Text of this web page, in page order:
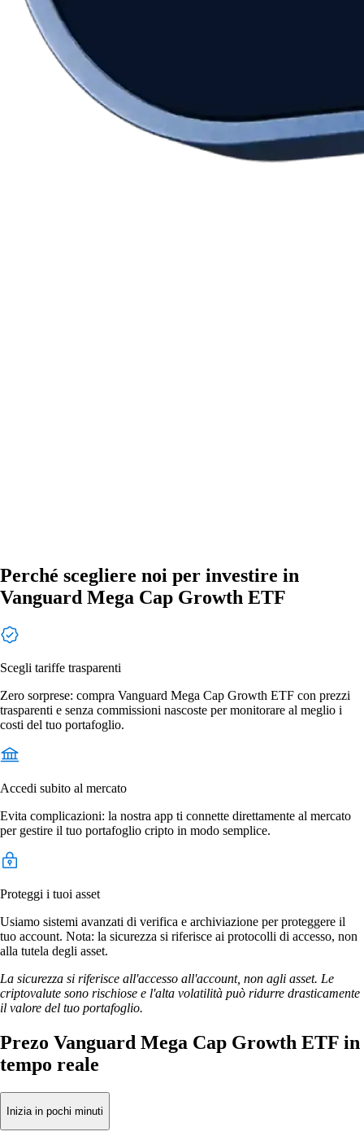
Perché scegliere noi per investire in
Vanguard Mega Cap Growth ETF
Scegli tariffe trasparenti
Zero sorprese: compra Vanguard Mega Cap Growth ETF con prezzi
trasparenti e senza commissioni nascoste per monitorare al meglio i
costi del tuo portafoglio.
Accedi subito al mercato
Evita complicazioni: la nostra app ti connette direttamente al mercato
per gestire il tuo portafoglio cripto in modo semplice.
Proteggi i tuoi asset
Usiamo sistemi avanzati di verifica e archiviazione per proteggere il
tuo account. Nota: la sicurezza si riferisce ai protocolli di accesso, non
alla tutela degli asset.
La sicurezza si riferisce all'accesso all'account, non agli asset. Le
criptovalute sono rischiose e l'alta volatilità può ridurre drasticamente
il valore del tuo portafoglio.
Prezo Vanguard Mega Cap Growth ETF in
tempo reale
Inizia in pochi minuti